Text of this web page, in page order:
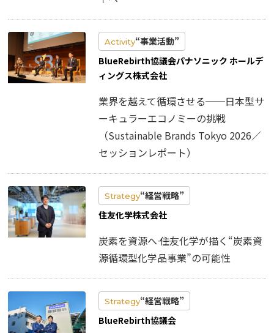
Activity“事業活動”
BlueRebirth協議会パナソニック ホールデ
ィングス株式会社
業界を越えて循環させる──日本型サ
ーキュラーエコノミーの挑戦
（Sustainable Brands Tokyo 2026／
セッションレポート）
Strategy“経営戦略”
住友化学株式会社
炭素を資源へ―― 住友化学が描く“炭素資
源循環型化学品事業”の可能性
Strategy“経営戦略”
BlueRebirth協議会